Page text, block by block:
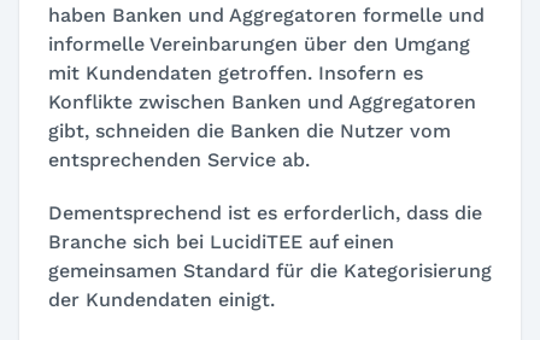
haben Banken und Aggregatoren formelle und
informelle Vereinbarungen über den Umgang
mit Kundendaten getroffen. Insofern es
Konflikte zwischen Banken und Aggregatoren
gibt, schneiden die Banken die Nutzer vom
entsprechenden Service ab.
Dementsprechend ist es erforderlich, dass die
Branche sich bei LucidiTEE auf einen
gemeinsamen Standard für die Kategorisierung
der Kundendaten einigt.